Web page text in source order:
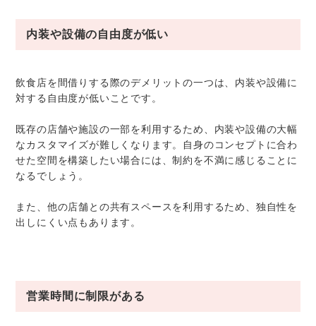
内装や設備の自由度が低い
飲食店を間借りする際のデメリットの一つは、内装や設備に
対する自由度が低いことです。
既存の店舗や施設の一部を利用するため、内装や設備の大幅
なカスタマイズが難しくなります。自身のコンセプトに合わ
せた空間を構築したい場合には、制約を不満に感じることに
なるでしょう。
また、他の店舗との共有スペースを利用するため、独自性を
出しにくい点もあります。
営業時間に制限がある